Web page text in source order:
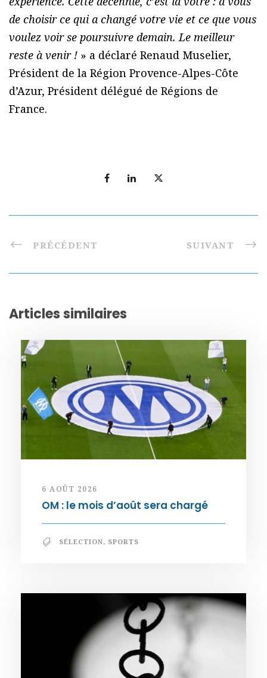
de choisir ce qui a changé votre vie et ce que vous
voulez voir se poursuivre demain. Le meilleur
reste à venir ! » a déclaré Renaud Muselier,
Président de la Région Provence-Alpes-Côte
d’Azur, Président délégué de Régions de
France.
PRÉCÉDENT SUIVANT
Articles similaires
6 AOÛT 2026
OM : le mois d’août sera chargé
SÉLECTION, SPORTS